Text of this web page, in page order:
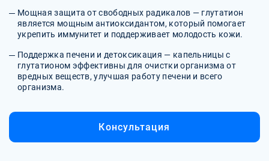
Мощная защита от свободных радикалов — глутатион
является мощным антиоксидантом, который помогает
укрепить иммунитет и поддерживает молодость кожи.
Поддержка печени и детоксикация — капельницы с
глутатионом эффективны для очистки организма от
вредных веществ, улучшая работу печени и всего
организма.
Консультация